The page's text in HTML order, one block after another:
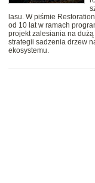
lasu. W piśmie
od 10 lat w ramach
projekt zalesiania na
strategii sadzenia drzew
ekosystemu.